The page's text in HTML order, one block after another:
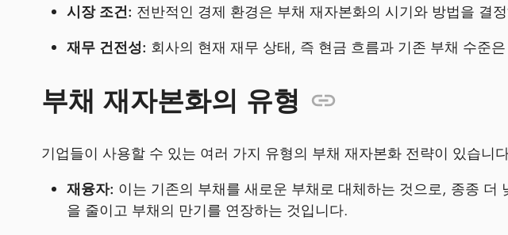
시장 조건: 전반적인 경제 환경은 부채 재자본화의 시기와 방법을 결
재무 건전성: 회사의 현재 재무 상태, 즉 현금 흐름과 기존 부채 수준
부채 재자본화의 유형
기업들이 사용할 수 있는 여러 가지 유형의 부채 재자본화 전략이 있습니
재융자: 이는 기존의 부채를 새로운 부채로 대체하는 것으로, 종종
을 줄이고 부채의 만기를 연장하는 것입니다.